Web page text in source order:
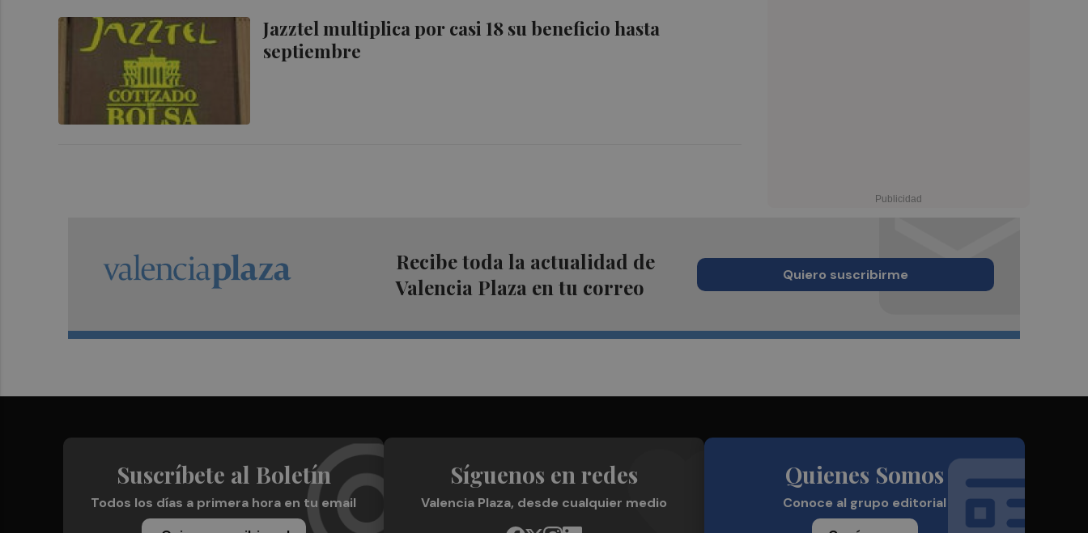
Jazztel multiplica por casi 18 su beneficio hasta
septiembre
Recibe toda la actualidad de
Valencia Plaza en tu correo
Quiero suscribirme
Suscríbete al Boletín
Todos los días a primera hora en tu email
Síguenos en redes
Valencia Plaza, desde cualquier medio
Quienes Somos
Conoce al grupo editorial